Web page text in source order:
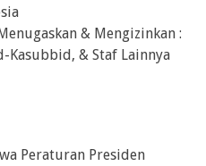
& Mengizinkan :
Kasubbid, & Staf Lainnya
Peraturan Presiden